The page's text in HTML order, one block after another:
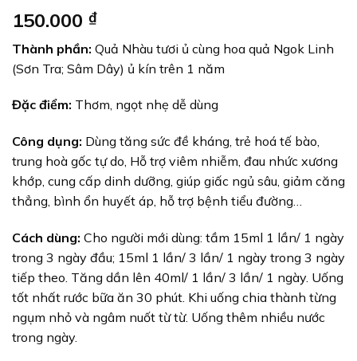
150.000 ₫
Thành phần: Quả Nhàu tươi ủ cùng hoa quả Ngok Linh
(Sơn Tra; Sâm Dây) ủ kín trên 1 năm
Đặc điểm: Thơm, ngọt nhẹ dễ dùng
Công dụng: Dùng tăng sức đề kháng, trẻ hoá tế bào,
trung hoà gốc tự do, Hỗ trợ viêm nhiễm, đau nhức xương
khớp, cung cấp dinh dưỡng, giúp giấc ngủ sâu, giảm căng
thẳng, bình ổn huyết áp, hỗ trợ bệnh tiểu đường…
Cách dùng: Cho người mới dùng: tầm 15ml 1 lần/ 1 ngày
trong 3 ngày đầu; 15ml 1 lần/ 3 lần/ 1 ngày trong 3 ngày
tiếp theo. Tăng dần lên 40ml/ 1 lần/ 3 lần/ 1 ngày. Uống
tốt nhất rước bữa ăn 30 phút. Khi uống chia thành từng
ngụm nhỏ và ngâm nuốt từ từ. Uống thêm nhiều nước
trong ngày.